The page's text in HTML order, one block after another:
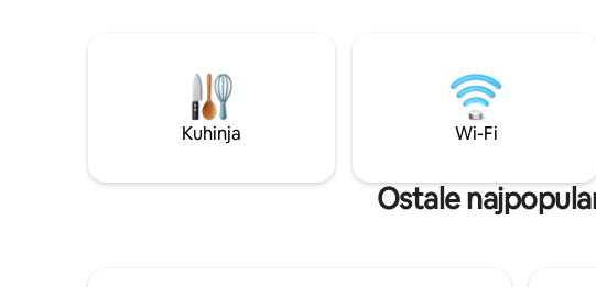
70 kvalitetnih modernih sadržaja, u njoj
mogu spavati 2 osobe, čista je i svijetla te
ima šarmantan izgled. Mogu se naručiti i
Kuhinja Wi-Fi
Ostale